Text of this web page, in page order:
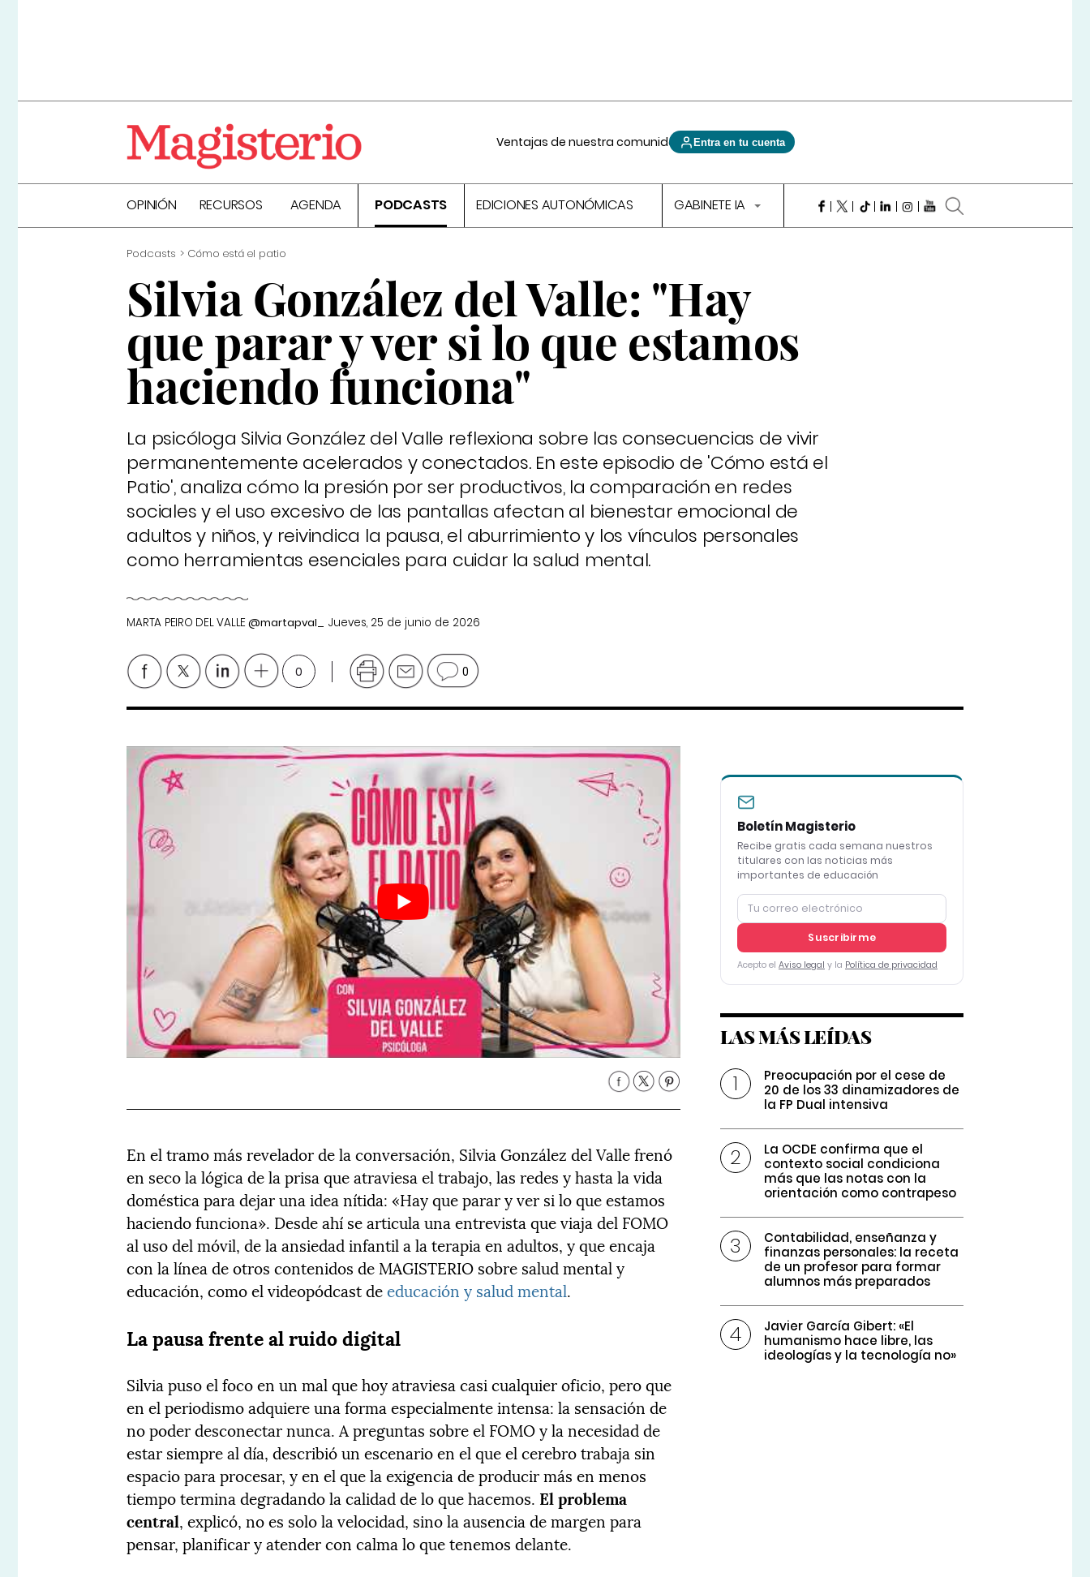
Ventajas de nuestra comunidad Entra en tu cuenta
OPINIÓN RECURSOS AGENDA PODCASTS EDICIONES AUTONÓMICAS GABINETE IA
Podcasts Cómo está el patio
Silvia González del Valle: "Hay
que parar y ver si lo que estamos
haciendo funciona"
La psicóloga Silvia González del Valle reflexiona sobre las consecuencias de vivir
permanentemente acelerados y conectados. En este episodio de 'Cómo está el
Patio', analiza cómo la presión por ser productivos, la comparación en redes
sociales y el uso excesivo de las pantallas afectan al bienestar emocional de
adultos y niños, y reivindica la pausa, el aburrimiento y los vínculos personales
como herramientas esenciales para cuidar la salud mental.
MARTA PEIRO DEL VALLE@martapval_ Jueves, 25 de junio de 2026
0 0
En el tramo más revelador de la conversación, Silvia González del Valle frenó
en seco la lógica de la prisa que atraviesa el trabajo, las redes y hasta la vida
doméstica para dejar una idea nítida: «Hay que parar y ver si lo que estamos
haciendo funciona». Desde ahí se articula una entrevista que viaja del FOMO
al uso del móvil, de la ansiedad infantil a la terapia en adultos, y que encaja
con la línea de otros contenidos de MAGISTERIO sobre salud mental y
educación, como el videopódcast deeducación y salud mental.
La pausa frente al ruido digital
Silvia puso el foco en un mal que hoy atraviesa casi cualquier oficio, pero que
en el periodismo adquiere una forma especialmente intensa: la sensación de
no poder desconectar nunca. A preguntas sobre el FOMO y la necesidad de
estar siempre al día, describió un escenario en el que el cerebro trabaja sin
espacio para procesar, y en el que la exigencia de producir más en menos
tiempo termina degradando la calidad de lo que hacemos. El problema
central, explicó, no es solo la velocidad, sino la ausencia de margen para
pensar, planificar y atender con calma lo que tenemos delante.
Boletín Magisterio
Recibe gratis cada semana nuestros
titulares con las noticias más
importantes de educación
Suscribirme
Acepto el Aviso legal y la Política de privacidad
LAS MÁS LEÍDAS
Preocupación por el cese de
20 de los 33 dinamizadores de
la FP Dual intensiva
La OCDE confirma que el
contexto social condiciona
más que las notas con la
orientación como contrapeso
Contabilidad, enseñanza y
finanzas personales: la receta
de un profesor para formar
alumnos más preparados
Javier García Gibert: «El
humanismo hace libre, las
ideologías y la tecnología no»